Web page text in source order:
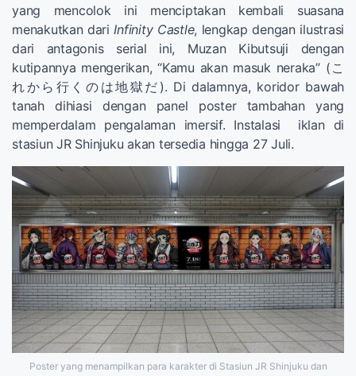
yang mencolok ini menciptakan kembali suasana
menakutkan dari Infinity Castle, lengkap dengan ilustrasi
dari antagonis serial ini, Muzan Kibutsuji dengan
kutipannya mengerikan, “Kamu akan masuk neraka” (こ
れから行くのは地獄だ). Di dalamnya, koridor bawah
tanah dihiasi dengan panel poster tambahan yang
memperdalam pengalaman imersif. Instalasi iklan di
stasiun JR Shinjuku akan tersedia hingga 27 Juli.
Poster yang menampilkan para karakter di Stasiun JR Shinjuku dan